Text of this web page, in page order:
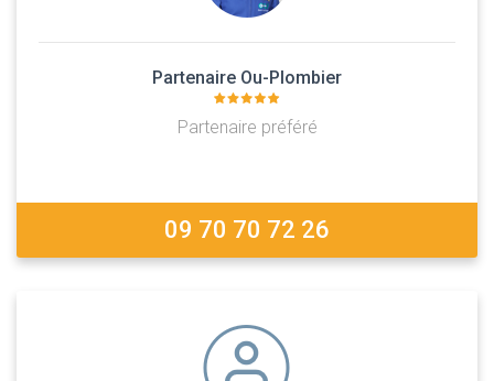
Partenaire Ou-Plombier
Partenaire préféré
09 70 70 72 26